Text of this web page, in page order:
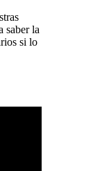
saber la
si lo